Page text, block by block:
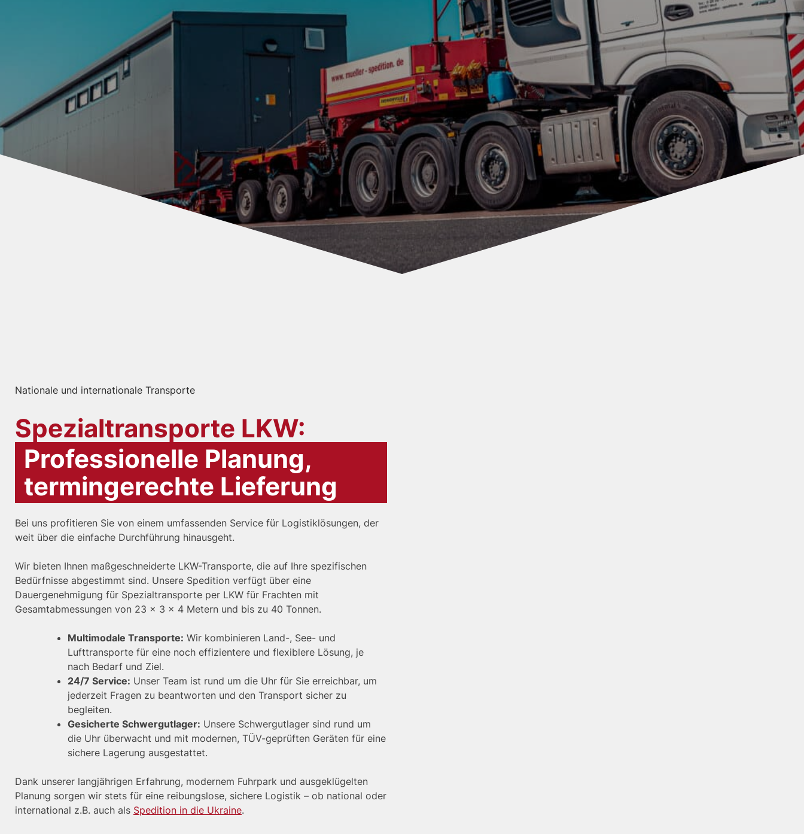
Nationale und internationale Transporte
Spezialtransporte LKW:
Professionelle Planung,
termingerechte Lieferung
Bei uns profitieren Sie von einem umfassenden Service für Logistiklösungen, der
weit über die einfache Durchführung hinausgeht.
Wir bieten Ihnen maßgeschneiderte LKW-Transporte, die auf Ihre spezifischen
Bedürfnisse abgestimmt sind. Unsere Spedition verfügt über eine
Dauergenehmigung für Spezialtransporte per LKW für Frachten mit
Gesamtabmessungen von 23 x 3 x 4 Metern und bis zu 40 Tonnen.
Multimodale Transporte: Wir kombinieren Land-, See- und
Lufttransporte für eine noch effizientere und flexiblere Lösung, je
nach Bedarf und Ziel.
24/7 Service: Unser Team ist rund um die Uhr für Sie erreichbar, um
jederzeit Fragen zu beantworten und den Transport sicher zu
begleiten.
Gesicherte Schwergutlager: Unsere Schwergutlager sind rund um
die Uhr überwacht und mit modernen, TÜV-geprüften Geräten für eine
sichere Lagerung ausgestattet.
Dank unserer langjährigen Erfahrung, modernem Fuhrpark und ausgeklügelten
Planung sorgen wir stets für eine reibungslose, sichere Logistik – ob national oder
international z.B. auch als Spedition in die Ukraine.